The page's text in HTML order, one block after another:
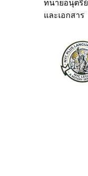
ทนายอนุตรีย์
และเอกสาร